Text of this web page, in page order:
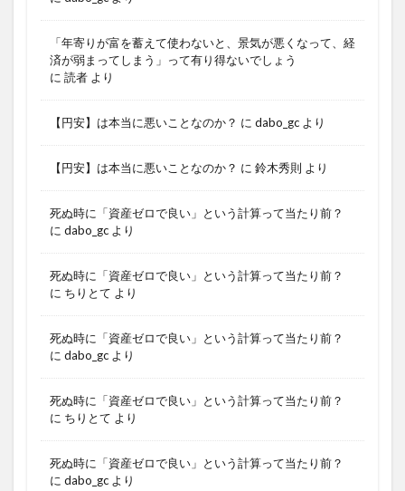
「年寄りが富を蓄えて使わないと、景気が悪くなって、経
済が弱まってしまう」って有り得ないでしょう
に 読者 より
【円安】は本当に悪いことなのか？ に dabo_gc より
【円安】は本当に悪いことなのか？ に 鈴木秀則 より
死ぬ時に「資産ゼロで良い」という計算って当たり前？
に dabo_gc より
死ぬ時に「資産ゼロで良い」という計算って当たり前？
に ちりとて より
死ぬ時に「資産ゼロで良い」という計算って当たり前？
に dabo_gc より
死ぬ時に「資産ゼロで良い」という計算って当たり前？
に ちりとて より
死ぬ時に「資産ゼロで良い」という計算って当たり前？
に dabo_gc より